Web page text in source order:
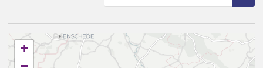
+